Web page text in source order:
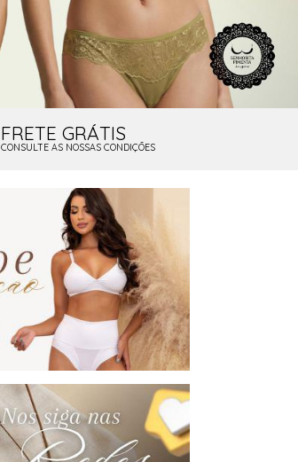
FRETE GRÁTIS
CONSULTE AS NOSSAS CONDIÇÕES